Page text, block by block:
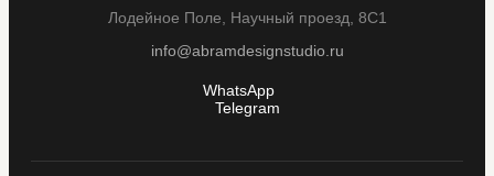
Лодейное Поле, Научный проезд, 8С1
info@abramdesignstudio.ru
WhatsApp
Telegram